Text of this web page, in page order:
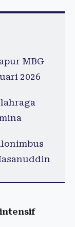
MBG
2026